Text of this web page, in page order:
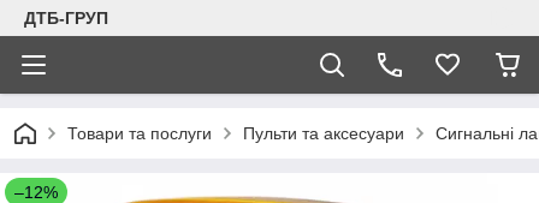
ДТБ-ГРУП
Товари та послуги Пульти та аксесуари Сигнальні
–12%